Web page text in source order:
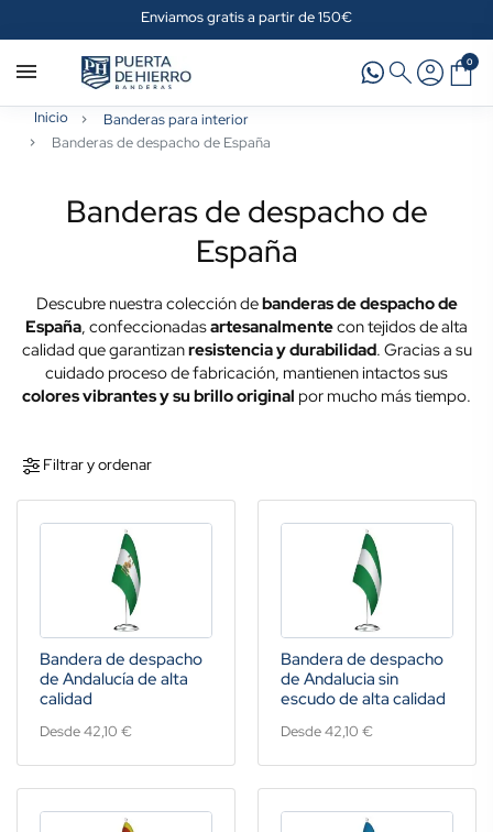
Enviamos gratis a partir de 150€
0
Inicio
Banderas para interior
Banderas de despacho de España
Banderas de despacho de
España
Descubre nuestra colección debanderas de despacho de
España, confeccionadasartesanalmentecon tejidos de alta
calidad que garantizanresistencia y durabilidad. Gracias a su
cuidado proceso de fabricación, mantienen intactos sus
colores vibrantes y su brillo original por mucho más tiempo.
Filtrar y ordenar
Bandera de despacho
de Andalucía de alta
calidad
Desde 42,10 €
Bandera de despacho
de Andalucia sin
escudo de alta calidad
Desde 42,10 €